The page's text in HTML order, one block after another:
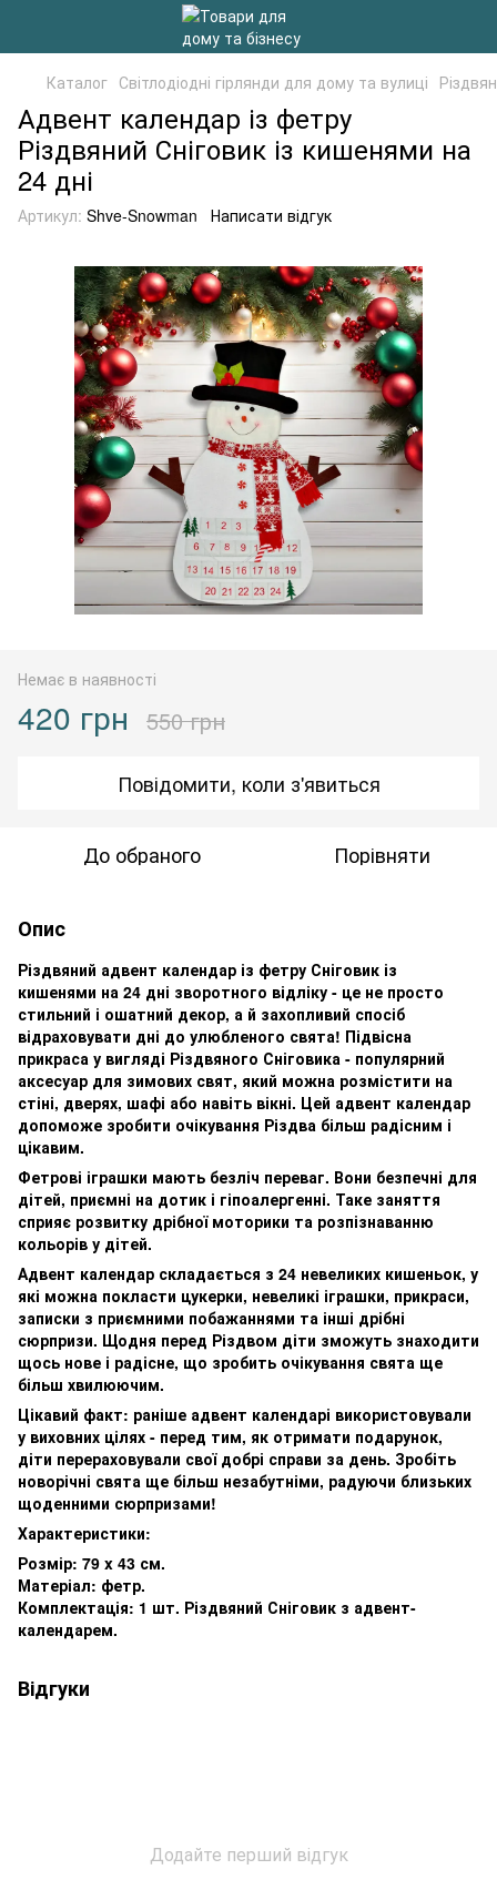
Каталог Світлодіодні гірлянди для дому та вулиці
Адвент календар із фетру
Різдвяний Сніговик із кишенями на
24 дні
Артикул: Shve-Snowman Написати відгук
Немає в наявності
420 грн 550 грн
Повідомити, коли з'явиться
До обраного Порівняти
Опис
Різдвяний адвент календар із фетру Сніговик із
кишенями на 24 дні зворотного відліку - це не просто
стильний і ошатний декор, а й захопливий спосіб
відраховувати дні до улюбленого свята! Підвісна
прикраса у вигляді Різдвяного Сніговика - популярний
аксесуар для зимових свят, який можна розмістити на
стіні, дверях, шафі або навіть вікні. Цей адвент календар
допоможе зробити очікування Різдва більш радісним і
цікавим.
Фетрові іграшки мають безліч переваг. Вони безпечні для
дітей, приємні на дотик і гіпоалергенні. Таке заняття
сприяє розвитку дрібної моторики та розпізнаванню
кольорів у дітей.
Адвент календар складається з 24 невеликих кишеньок, у
які можна покласти цукерки, невеликі іграшки, прикраси,
записки з приємними побажаннями та інші дрібні
сюрпризи. Щодня перед Різдвом діти зможуть знаходити
щось нове і радісне, що зробить очікування свята ще
більш хвилюючим.
Цікавий факт: раніше адвент календарі використовували
у виховних цілях - перед тим, як отримати подарунок,
діти перераховували свої добрі справи за день. Зробіть
новорічні свята ще більш незабутніми, радуючи близьких
щоденними сюрпризами!
Характеристики:
Розмір: 79 x 43 см.
Матеріал: фетр.
Комплектація: 1 шт. Різдвяний Сніговик з адвент-
календарем.
Відгуки
Додайте перший відгук